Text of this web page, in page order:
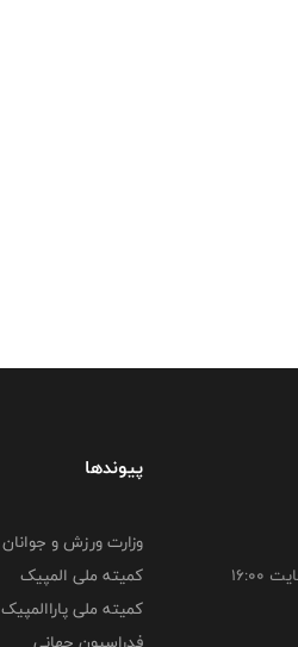
پیوندها
وزارت ورزش و جوانان
کمیته ملی المپیک
کمیته ملی پاراالمپیک